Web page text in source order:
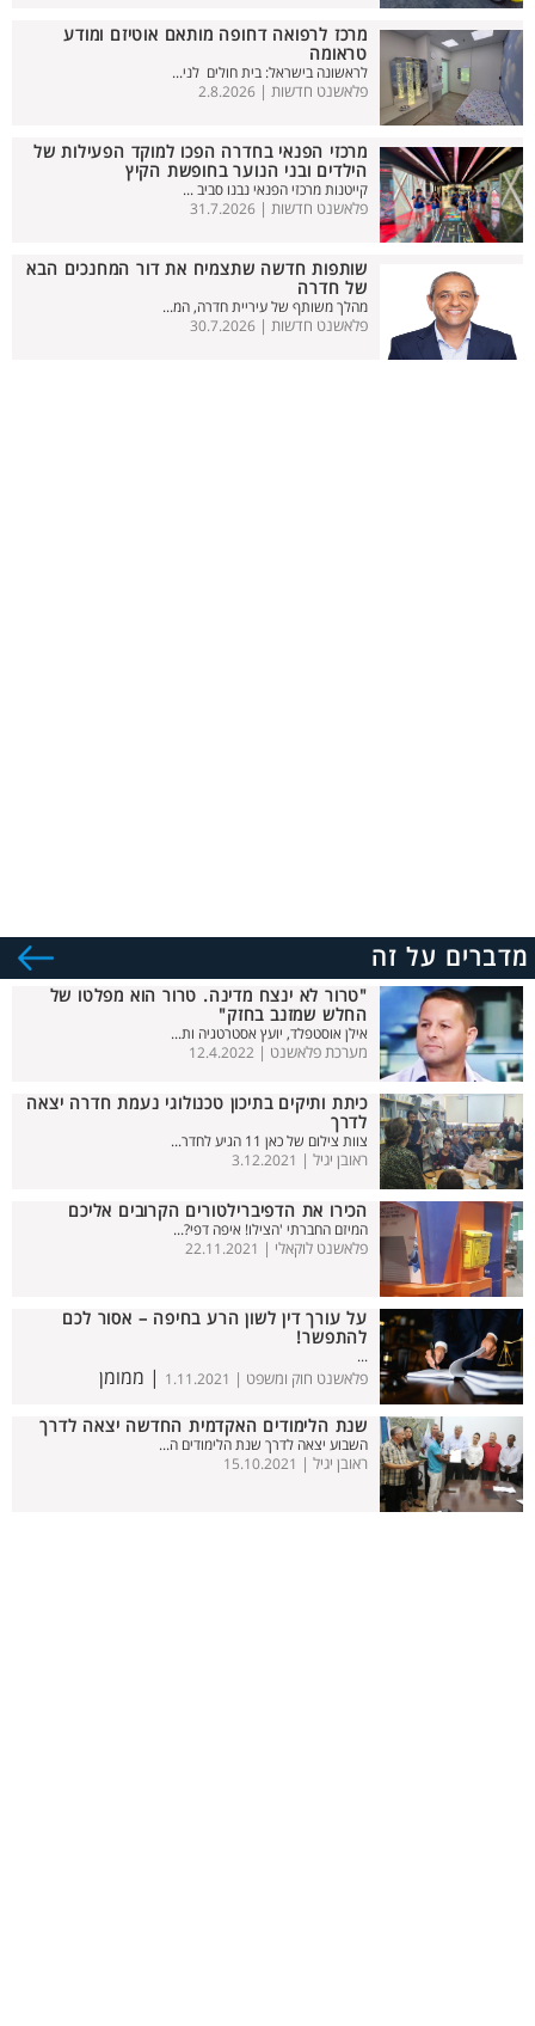
מרכז לרפואה דחופה מותאם אוטיזם ומודע
טראומה
לראשונה בישראל: בית חולים לני...
פלאשנט חדשות | 2.8.2026
מרכזי הפנאי בחדרה הפכו למוקד הפעילות של
הילדים ובני הנוער בחופשת הקיץ
קייטנות מרכזי הפנאי נבנו סביב ...
פלאשנט חדשות | 31.7.2026
שותפות חדשה שתצמיח את דור המחנכים הבא
של חדרה
מהלך משותף של עיריית חדרה, המ...
פלאשנט חדשות | 30.7.2026
מדברים על זה
"טרור לא ינצח מדינה. טרור הוא מפלטו של
החלש שמזנב בחזק"
אילן אוסטפלד, יועץ אסטרטגיה ות...
מערכת פלאשנט | 12.4.2022
כיתת ותיקים בתיכון טכנולוגי נעמת חדרה יצאה
לדרך
צוות צילום של כאן 11 הגיע לחדר...
ראובן יגיל | 3.12.2021
הכירו את הדפיברילטורים הקרובים אליכם
המיזם החברתי 'הצילו! איפה דפי?...
פלאשנט לוקאלי | 22.11.2021
על עורך דין לשון הרע בחיפה – אסור לכם
להתפשר!
...
פלאשנט חוק ומשפט | 1.11.2021 | ממומן
שנת הלימודים האקדמית החדשה יצאה לדרך
השבוע יצאה לדרך שנת הלימודים ה...
ראובן יגיל | 15.10.2021